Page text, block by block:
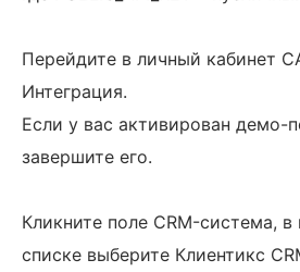
Перейдите в личный кабинет
Интеграция.
Если у вас активирован демо-
завершите его.
Кликните поле CRM-система,
списке выберите Клиентикс